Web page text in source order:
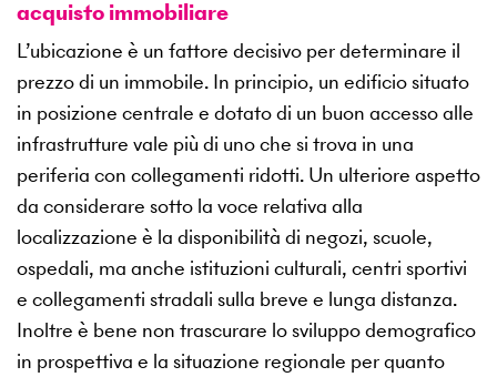
acquisto immobiliare
L’ubicazione è un fattore decisivo per determinare il
prezzo di un immobile. In principio, un edificio situato
in posizione centrale e dotato di un buon accesso alle
infrastrutture vale più di uno che si trova in una
periferia con collegamenti ridotti. Un ulteriore aspetto
da considerare sotto la voce relativa alla
localizzazione è la disponibilità di negozi, scuole,
ospedali, ma anche istituzioni culturali, centri sportivi
e collegamenti stradali sulla breve e lunga distanza.
Inoltre è bene non trascurare lo sviluppo demografico
in prospettiva e la situazione regionale per quanto